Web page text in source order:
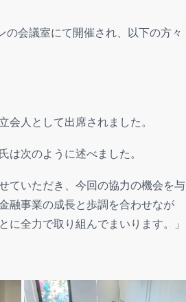
の会議室にて開催され、以下の方々
人として出席されました。
次のように述べました。
ていただき、今回の協力の機会を与
融事業の成長と歩調を合わせなが
全力で取り組んでまいります。」